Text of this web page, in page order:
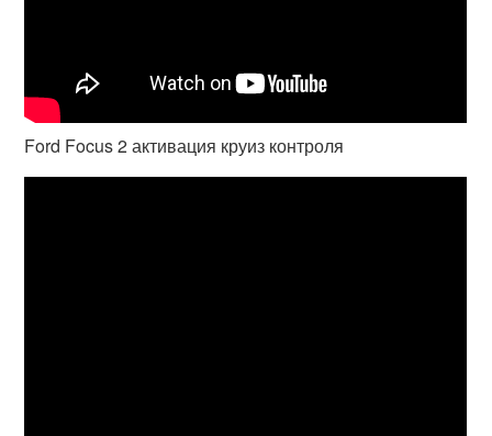
Ford Focus 2 активация круиз контроля